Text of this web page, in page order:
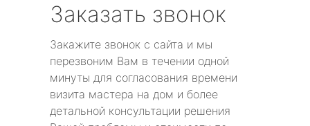
Заказать звонок
Закажите звонок с сайта и мы
перезвоним Вам в течении одной
минуты для согласования времени
визита мастера на дом и более
детальной консультации решения